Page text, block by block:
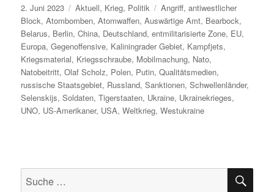
Veröffentlicht
am
2. Juni 2023 Kategorien
Aktuell, Krieg, Politik Schlagwörter
Angriff,antiwestlicher
Block,Atombomben,Atomwaffen,Auswärtige Amt, Bearbock,
Belarus, Berlin,China, Deutschland,entmilitarisierte Zone, EU,
Europa,Gegenoffensive, Kaliningrader Gebiet, Kampfjets,
Kriegsmaterial, Kriegsschraube, Mobilmachung, Nato,
Natobeitritt,Olaf Scholz, Polen, Putin,Qualitätsmedien,
russische Staatsgebiet, Russland,Sanktionen,Schwellenländer,
Selenskijs,Soldaten,Tigerstaaten, Ukraine, Ukrainekrieges,
UNO, US-Amerikaner, USA,Weltkrieg,Westukraine
Suche